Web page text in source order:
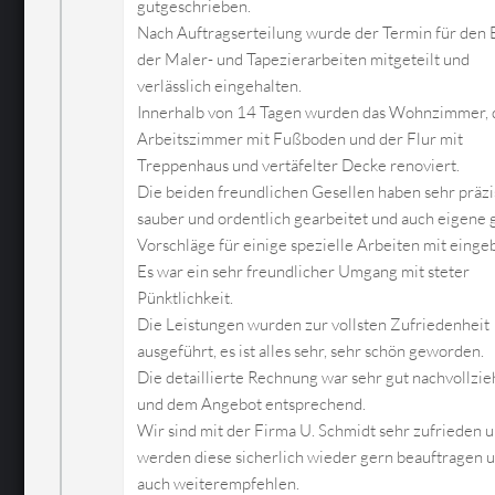
gutgeschrieben.
Nach Auftragserteilung wurde der Termin für den
der Maler- und Tapezierarbeiten mitgeteilt und
verlässlich eingehalten.
Innerhalb von 14 Tagen wurden das Wohnzimmer,
Arbeitszimmer mit Fußboden und der Flur mit
Treppenhaus und vertäfelter Decke renoviert.
Die beiden freundlichen Gesellen haben sehr
sauber und ordentlich gearbeitet und auch eigene
Vorschläge für einige spezielle Arbeiten mit
Es war ein sehr freundlicher Umgang mit steter
Pünktlichkeit.
Die Leistungen wurden zur vollsten Zufriedenheit
ausgeführt, es ist alles sehr, sehr schön geworden.
Die detaillierte Rechnung war sehr gut
und dem Angebot entsprechend.
Wir sind mit der Firma U. Schmidt sehr zufrieden
werden diese sicherlich wieder gern beauftragen
auch weiterempfehlen.